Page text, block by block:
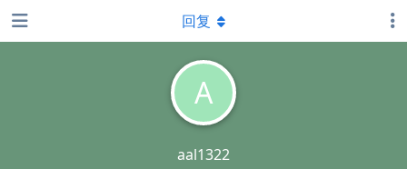
A
aal1322
回复